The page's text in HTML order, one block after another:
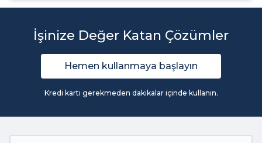
İşinize Değer Katan Çözümler
Hemen kullanmaya başlayın
Kredi kartı gerekmeden dakikalar içinde kullanın.